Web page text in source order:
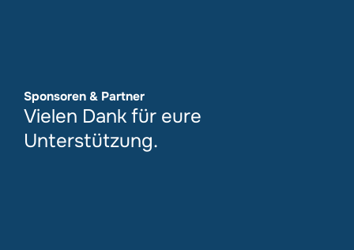
Sponsoren & Partner
Vielen Dank für eure
Unterstützung.